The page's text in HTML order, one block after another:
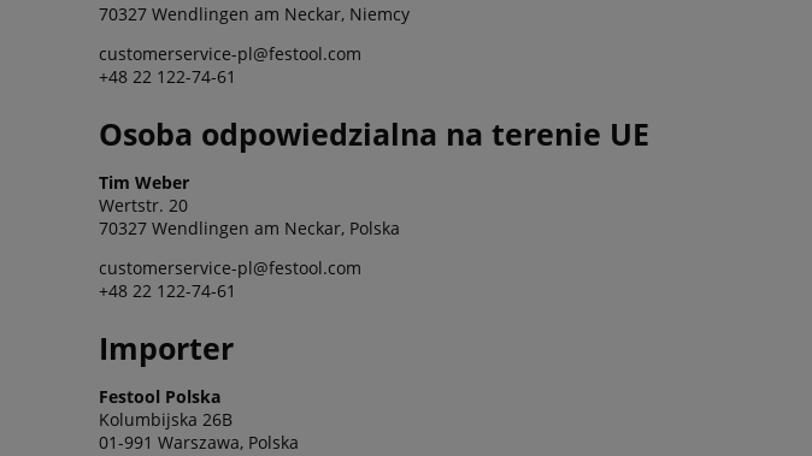
70327 Wendlingen am Neckar, Niemcy
customerservice-pl@festool.com
+48 22 122-74-61
Osoba odpowiedzialna na terenie UE
Tim Weber
Wertstr. 20
70327 Wendlingen am Neckar, Polska
customerservice-pl@festool.com
+48 22 122-74-61
Importer
Festool Polska
Kolumbijska 26B
01-991 Warszawa, Polska